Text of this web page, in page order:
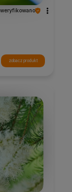
zobacz produkt